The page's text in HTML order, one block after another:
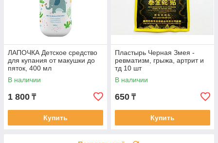
ЛАПОЧКА Детское средство
для купания от макушки до
пяток, 400 мл
В наличии
1 800 ₸
Купить
Пластырь Черная Змея -
ревматизм, грыжа, артрит и
тд 10 шт
В наличии
650 ₸
Купить